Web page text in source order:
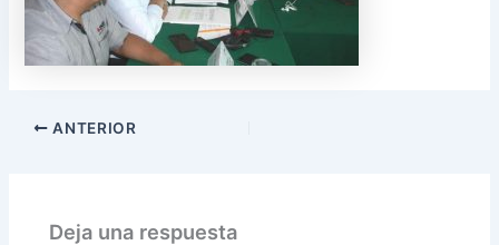
ANTERIOR
Deja una respuesta